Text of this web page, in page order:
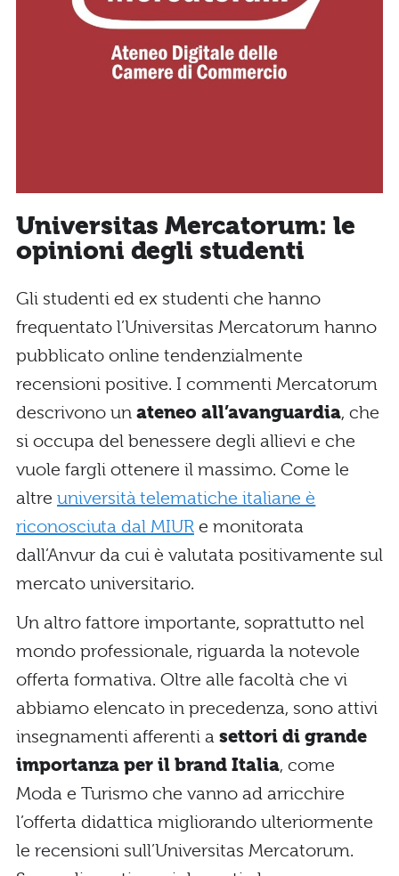
Universitas Mercatorum: le
opinioni degli studenti
Gli studenti ed ex studenti che hanno
frequentato l’Universitas Mercatorum hanno
pubblicato online tendenzialmente
recensioni positive. I commenti Mercatorum
descrivono un ateneo all’avanguardia, che
si occupa del benessere degli allievi e che
vuole fargli ottenere il massimo. Come le
altre università telematiche italiane è
riconosciuta dal MIURe monitorata
dall’Anvur da cui è valutata positivamente sul
mercato universitario.
Un altro fattore importante, soprattutto nel
mondo professionale, riguarda la notevole
offerta formativa. Oltre alle facoltà che vi
abbiamo elencato in precedenza, sono attivi
insegnamenti afferenti a settori di grande
importanza per il brand Italia, come
Moda e Turismo che vanno ad arricchire
l’offerta didattica migliorando ulteriormente
le recensioni sull’Universitas Mercatorum.